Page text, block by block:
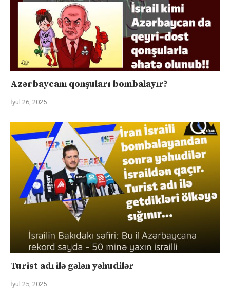
Azərbaycanı qonşuları bombalayır?
İyul 26, 2025
Turist adı ilə gələn yəhudilər
İyul 25, 2025